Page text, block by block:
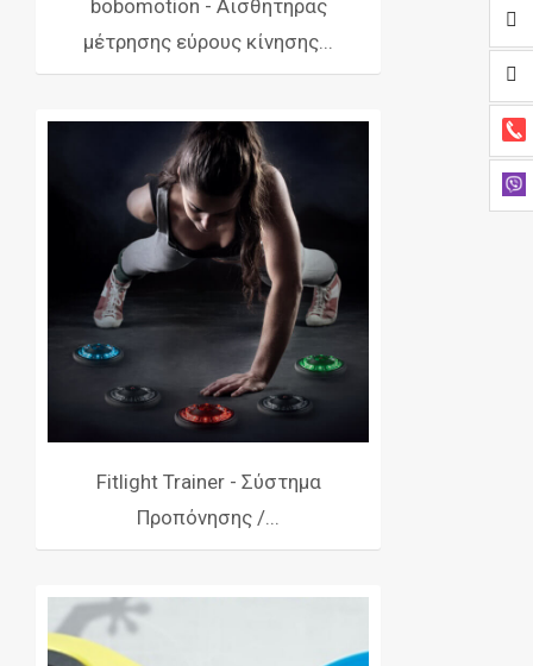
bobomotion - Αισθητήρας
μέτρησης εύρους κίνησης...
Fitlight Trainer - Σύστημα
Προπόνησης /...